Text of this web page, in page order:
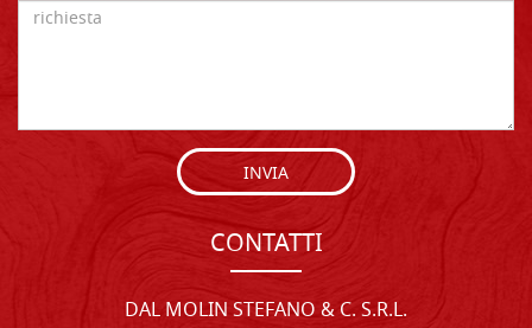
INVIA
CONTATTI
DAL MOLIN STEFANO & C. S.R.L.